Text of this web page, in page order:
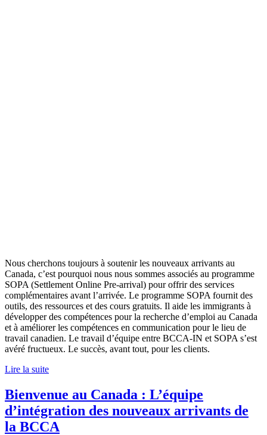
Nous cherchons toujours à soutenir les nouveaux arrivants au
Canada, c’est pourquoi nous nous sommes associés au programme
SOPA (Settlement Online Pre-arrival) pour offrir des services
complémentaires avant l’arrivée. Le programme SOPA fournit des
outils, des ressources et des cours gratuits. Il aide les immigrants à
développer des compétences pour la recherche d’emploi au Canada
et à améliorer les compétences en communication pour le lieu de
travail canadien. Le travail d’équipe entre BCCA-IN et SOPA s’est
avéré fructueux. Le succès, avant tout, pour les clients.
Lire la suite
Bienvenue au Canada : L’équipe
d’intégration des nouveaux arrivants de
la BCCA